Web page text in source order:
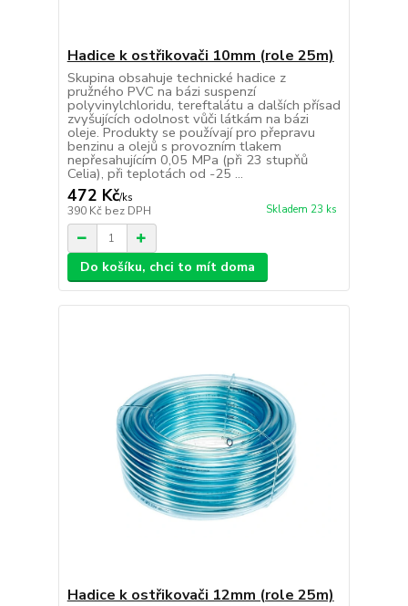
Hadice k ostřikovači 10mm (role 25m)
Skupina obsahuje technické hadice z
pružného PVC na bázi suspenzí
polyvinylchloridu, tereftalátu a dalších přísad
zvyšujících odolnost vůči látkám na bázi
oleje. Produkty se používají pro přepravu
benzinu a olejů s provozním tlakem
nepřesahujícím 0,05 MPa (při 23 stupňů
Celia), při teplotách od -25 ...
472 Kč/ks
390 Kč bez DPH Skladem 23 ks
Do košíku, chci to mít doma
Hadice k ostřikovači 12mm (role 25m)